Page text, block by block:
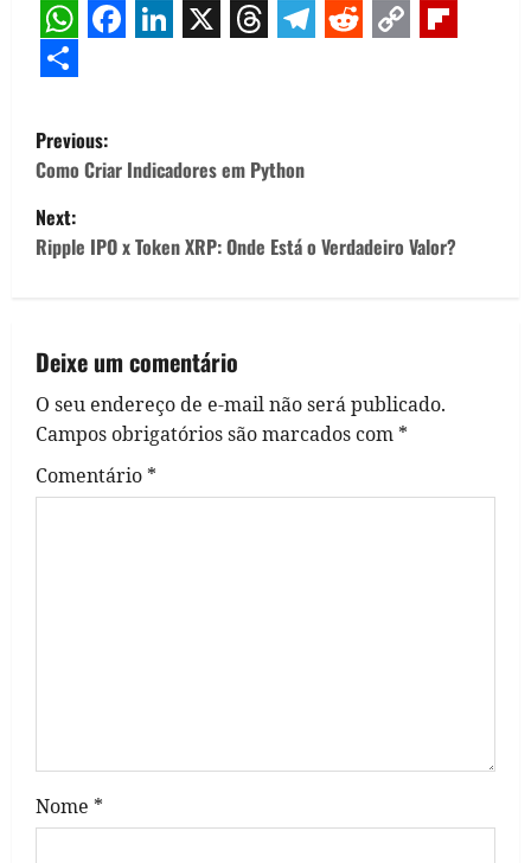
WhatsApp
Facebook
LinkedIn
X Threads
Telegram
Reddit
Copy
P
o
s
a
v
i
n
Previous:
Como Criar Indicadores em Python
Next:
Ripple IPO x Token XRP: Onde Está o Verdadeiro Valor?
Deixe um comentário
O seu endereço de e-mail não será publicado.
Campos obrigatórios são marcados com *
Comentário *
Nome *